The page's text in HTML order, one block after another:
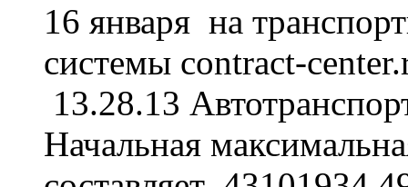
16 января на
системы contract-
13.28.13
Начальная